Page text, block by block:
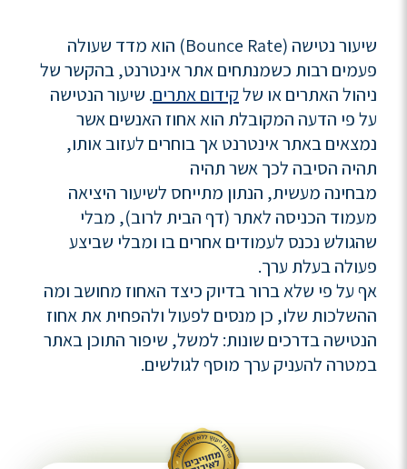
שיעור נטישה (Bounce Rate) הוא מדד שעולה
פעמים רבות כשמנתחים אתר אינטרנט, בהקשר של
ניהול האתרים או שלקידום אתרים. שיעור הנטישה
על פי הדעה המקובלת הוא אחוז האנשים אשר
נמצאים באתר אינטרנט אך בוחרים לעזוב אותו,
תהיה הסיבה לכך אשר תהיה
מבחינה מעשית, הנתון מתייחס לשיעור היציאה
מעמוד הכניסה לאתר (דף הבית לרוב), מבלי
שהגולש נכנס לעמודים אחרים בו ומבלי שביצע
פעולה בעלת ערך.
אף על פי שלא ברור בדיוק כיצד האחוז מחושב ומה
ההשלכות שלו, כן מנסים לפעול ולהפחית את אחוז
הנטישה בדרכים שונות: למשל, שיפור התוכן באתר
במטרה להעניק ערך מוסף לגולשים.